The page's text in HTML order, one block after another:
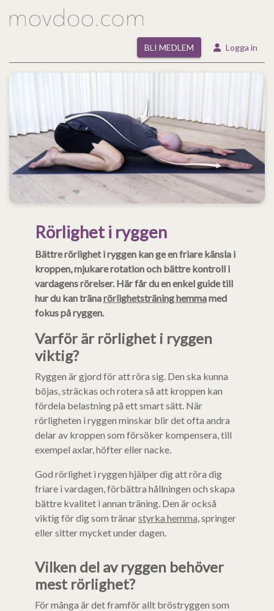
BLI MEDLEM Logga in
Rörlighet i ryggen
Bättre rörlighet i ryggen kan ge en friare känsla i
kroppen, mjukare rotation och bättre kontroll i
vardagens rörelser. Här får du en enkel guide till
hur du kan tränarörlighetsträning hemmamed
fokus på ryggen.
Varför är rörlighet i ryggen
viktig?
Ryggen är gjord för att röra sig. Den ska kunna
böjas, sträckas och rotera så att kroppen kan
fördela belastning på ett smart sätt. När
rörligheten i ryggen minskar blir det ofta andra
delar av kroppen som försöker kompensera, till
exempel axlar, höfter eller nacke.
God rörlighet i ryggen hjälper dig att röra dig
friare i vardagen, förbättra hållningen och skapa
bättre kvalitet i annan träning. Den är också
viktig för dig som tränarstyrka hemma, springer
eller sitter mycket under dagen.
Vilken del av ryggen behöver
mest rörlighet?
För många är det framför allt bröstryggen som